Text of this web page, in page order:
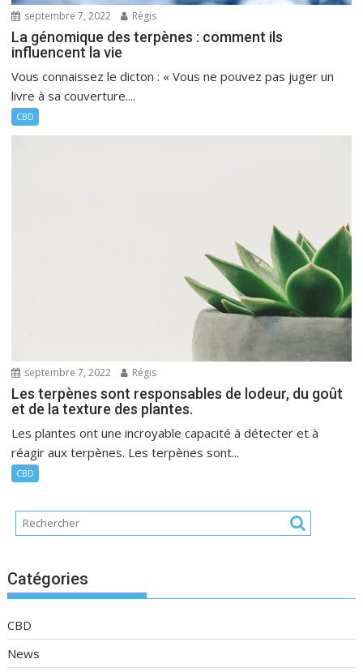
septembre 7, 2022 Régis
La génomique des terpènes : comment ils
influencent la vie
Vous connaissez le dicton : « Vous ne pouvez pas juger un
livre à sa couverture....
CBD
septembre 7, 2022 Régis
Les terpènes sont responsables de lodeur, du goût
et de la texture des plantes.
Les plantes ont une incroyable capacité à détecter et à
réagir aux terpènes. Les terpènes sont...
CBD
Catégories
CBD
News